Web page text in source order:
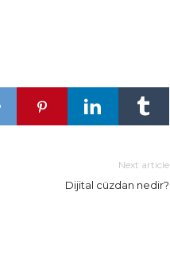
Next article
Dijital cüzdan nedir?